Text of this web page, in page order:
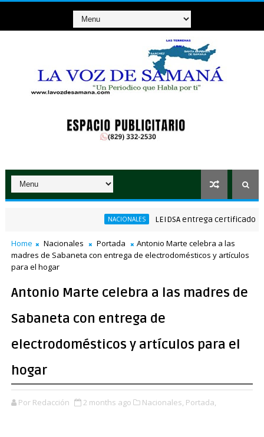
NACIONALES LEIDSA entrega certificado a
de Poesía Salomé Ureña de Henríquez 2026
Home Nacionales Portada
Antonio Marte celebra a las
madres de Sabaneta con entrega de electrodomésticos y artículos
para el hogar
Antonio Marte celebra a las madres de
Sabaneta con entrega de
electrodomésticos y artículos para el
hogar
Por Redacción 2 months ago Nacionales, Portada,